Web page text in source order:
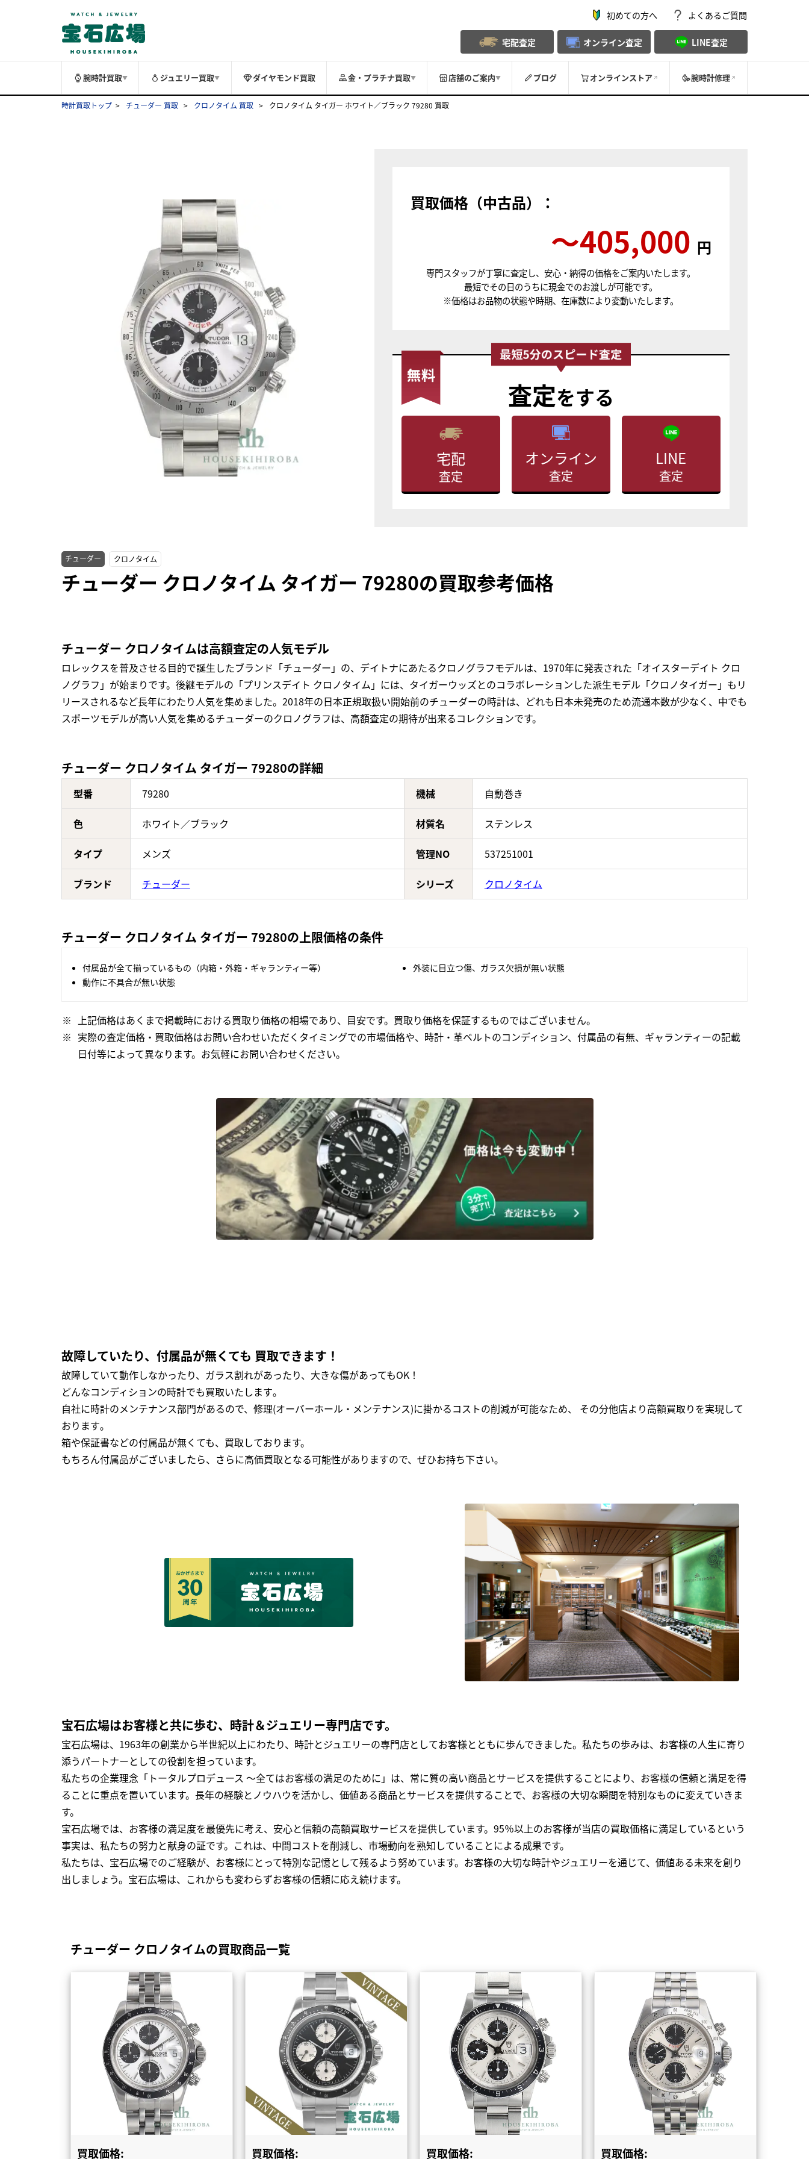
初めての方へ よくあるご質問
宅配査定 オンライン査定 LINE査定
腕時計買取▼ ジュエリー買取▼ ダイヤモンド買取 金・プラチナ買取▼ 店舗のご案内▼ ブログ オンラインストア 腕時計修理
時計買取トップ チューダー 買取 クロノタイム 買取 クロノタイム タイガー ホワイト／ブラック 79280 買取
買取価格（中古品）：
〜405,000 円
専門スタッフが丁寧に査定し、安心・納得の価格をご案内いたします。
最短でその日のうちに現金でのお渡しが可能です。
※価格はお品物の状態や時期、在庫数により変動いたします。
査定をする
宅配
査定
オンライン
査定
LINE
査定
チューダー クロノタイム
チューダー クロノタイム タイガー 79280の買取参考価格
チューダー クロノタイムは高額査定の人気モデル
ロレックスを普及させる目的で誕生したブランド「チューダー」の、デイトナにあたるクロノグラフモデルは、1970年に発表された「オイスターデイト クロ
ノグラフ」が始まりです。後継モデルの「プリンスデイト クロノタイム」には、タイガーウッズとのコラボレーションした派生モデル「クロノタイガー」もリ
リースされるなど長年にわたり人気を集めました。2018年の日本正規取扱い開始前のチューダーの時計は、どれも日本未発売のため流通本数が少なく、中でも
スポーツモデルが高い人気を集めるチューダーのクロノグラフは、高額査定の期待が出来るコレクションです。
チューダー クロノタイム タイガー 79280の詳細
型番 79280 機械 自動巻き
色 ホワイト／ブラック 材質名 ステンレス
タイプ メンズ 管理NO 537251001
ブランド チューダー シリーズ クロノタイム
チューダー クロノタイム タイガー 79280の上限価格の条件
付属品が全て揃っているもの（内箱・外箱・ギャランティー等）
外装に目立つ傷、ガラス欠損が無い状態
動作に不具合が無い状態
上記価格はあくまで掲載時における買取り価格の相場であり、目安です。買取り価格を保証するものではございません。
実際の査定価格・買取価格はお問い合わせいただくタイミングでの市場価格や、時計・革ベルトのコンディション、付属品の有無、ギャランティーの記載
日付等によって異なります。お気軽にお問い合わせください。
故障していたり、付属品が無くても 買取できます！
故障していて動作しなかったり、ガラス割れがあったり、大きな傷があってもOK！
どんなコンディションの時計でも買取いたします｡
自社に時計のメンテナンス部門があるので、修理(オーバーホール・メンテナンス)に掛かるコストの削減が可能なため、 その分他店より高額買取りを実現して
おります｡
箱や保証書などの付属品が無くても、買取しております。
もちろん付属品がございましたら、さらに高価買取となる可能性がありますので、ぜひお持ち下さい｡
宝石広場はお客様と共に歩む、時計＆ジュエリー専門店です。
宝石広場は、1963年の創業から半世紀以上にわたり、時計とジュエリーの専門店としてお客様とともに歩んできました。私たちの歩みは、お客様の人生に寄り
添うパートナーとしての役割を担っています。
私たちの企業理念「トータルプロデュース ～全てはお客様の満足のために」は、常に質の高い商品とサービスを提供することにより、お客様の信頼と満足を得
ることに重点を置いています。長年の経験とノウハウを活かし、価値ある商品とサービスを提供することで、お客様の大切な瞬間を特別なものに変えていきま
す。
宝石広場では、お客様の満足度を最優先に考え、安心と信頼の高額買取サービスを提供しています。95％以上のお客様が当店の買取価格に満足しているという
事実は、私たちの努力と献身の証です。これは、中間コストを削減し、市場動向を熟知していることによる成果です。
私たちは、宝石広場でのご経験が、お客様にとって特別な記憶として残るよう努めています。お客様の大切な時計やジュエリーを通じて、価値ある未来を創り
出しましょう。宝石広場は、これからも変わらずお客様の信頼に応え続けます。
チューダー クロノタイムの買取商品一覧
買取価格: 買取価格: 買取価格: 買取価格: